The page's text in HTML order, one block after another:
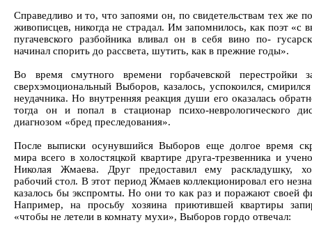
Справедливо и то, что запоями он, по свидетельствам тех же
живописцев, никогда не страдал. Им запомнилось, как поэт «с
пугачевского разбойника вливал он в себя вино по-
начинал спорить до рассвета, шутить, как в прежние годы».
Во время смутного времени горбачевской перестройки
сверхэмоциональный Выборов, казалось, успокоился,
неудачника. Но внутренняя реакция души его оказалась
тогда он и попал в стационар психо-неврологического
диагнозом «бред преследования».
После выписки осунувшийся Выборов еще долгое время
мира всего в холостяцкой квартире друга-трезвенника и
Николая Жмаева. Друг предоставил ему раскладушку,
рабочий стол. В этот период Жмаев коллекционировал его
казалось бы экспромты. Но они то как раз и поражают своей
Например, на просьбу хозяина приютившей квартиры
«чтобы не летели в комнату мухи», Выборов гордо отвечал: